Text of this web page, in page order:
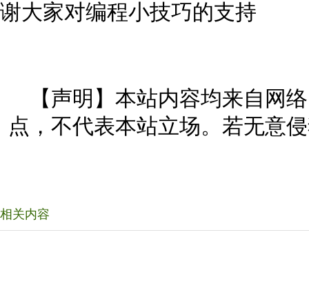
谢大家对编程小技巧的支持
【声明】本站内容均来自网
点，不代表本站立场。若无意
相关内容